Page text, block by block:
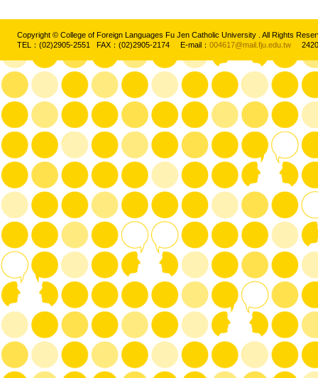
Copyright © College of Foreign Languages Fu Jen Catholic University . All Rights
TEL：(02)2905-2551 FAX：(02)2905-2174 E-mail： 004617@mail.fju.edu.tw